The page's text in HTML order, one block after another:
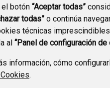
botón “Aceptar todas”
todas” o continúa
técnicas
al “Panel de configuración de
información, cómo
.
PROTECCIÓN DE DATOS